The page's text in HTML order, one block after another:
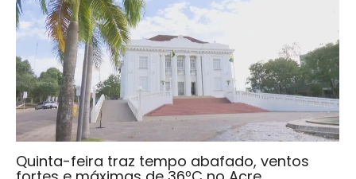
Quinta-feira traz tempo abafado, ventos